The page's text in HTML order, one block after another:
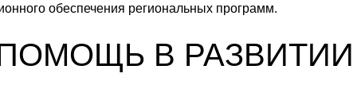
обеспечения региональных программ.
В РАЗВИТИИ